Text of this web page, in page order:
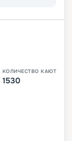
КОЛИЧЕСТВО КАЮТ
1530